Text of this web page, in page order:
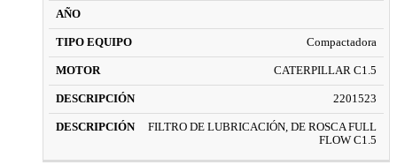
Compactadora
CATERPILLAR C1.5
2201523
FILTRO DE LUBRICACIÓN, DE ROSCA FULL
FLOW C1.5